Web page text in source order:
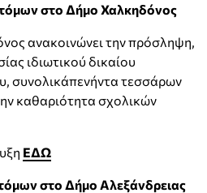
στο Δήμο Χαλκηδόνος
ανακοινώνει την πρόσληψη,
ιδιωτικού δικαίου
συνολικάπενήντα τεσσάρων
καθαριότητα σχολικών
ΕΔΩ
στο Δήμο Αλεξάνδρειας